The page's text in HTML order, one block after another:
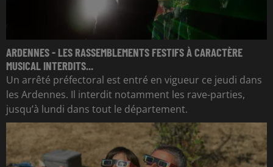
ARDENNES - LES RASSEMBLEMENTS FESTIFS À CARACTÈRE
MUSICAL INTERDITS...
Un arrêté préfectoral est entré en vigueur ce jeudi dans
les Ardennes. Il interdit notamment les rave-parties,
jusqu’à lundi dans tout le département.